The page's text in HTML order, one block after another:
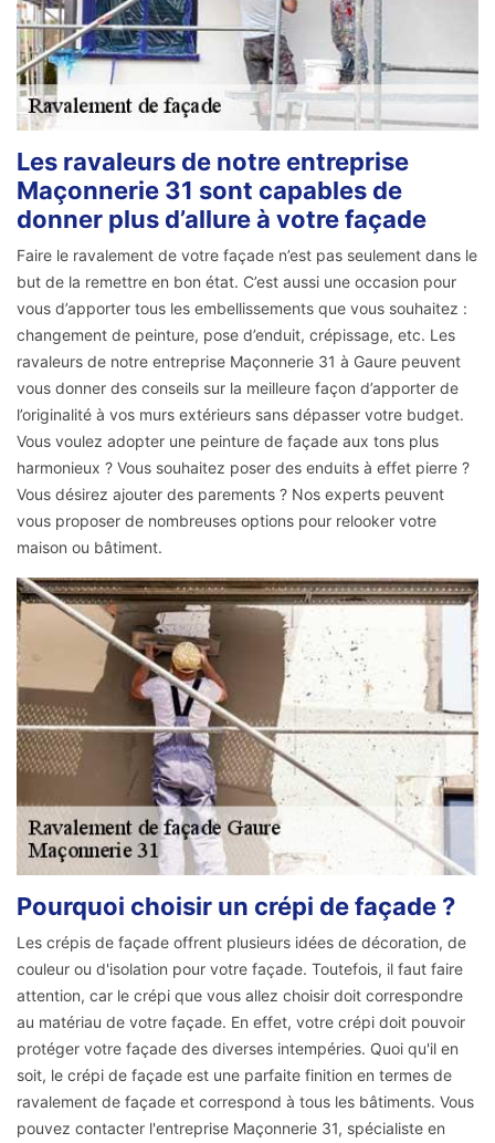
Les ravaleurs de notre entreprise
Maçonnerie 31 sont capables de
donner plus d’allure à votre façade
Faire le ravalement de votre façade n’est pas seulement dans le
but de la remettre en bon état. C’est aussi une occasion pour
vous d’apporter tous les embellissements que vous souhaitez :
changement de peinture, pose d’enduit, crépissage, etc. Les
ravaleurs de notre entreprise Maçonnerie 31 à Gaure peuvent
vous donner des conseils sur la meilleure façon d’apporter de
l’originalité à vos murs extérieurs sans dépasser votre budget.
Vous voulez adopter une peinture de façade aux tons plus
harmonieux ? Vous souhaitez poser des enduits à effet pierre ?
Vous désirez ajouter des parements ? Nos experts peuvent
vous proposer de nombreuses options pour relooker votre
maison ou bâtiment.
Pourquoi choisir un crépi de façade ?
Les crépis de façade offrent plusieurs idées de décoration, de
couleur ou d'isolation pour votre façade. Toutefois, il faut faire
attention, car le crépi que vous allez choisir doit correspondre
au matériau de votre façade. En effet, votre crépi doit pouvoir
protéger votre façade des diverses intempéries. Quoi qu'il en
soit, le crépi de façade est une parfaite finition en termes de
ravalement de façade et correspond à tous les bâtiments. Vous
pouvez contacter l'entreprise Maçonnerie 31, spécialiste en